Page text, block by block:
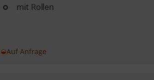
mit Rollen
Auf Anfrage